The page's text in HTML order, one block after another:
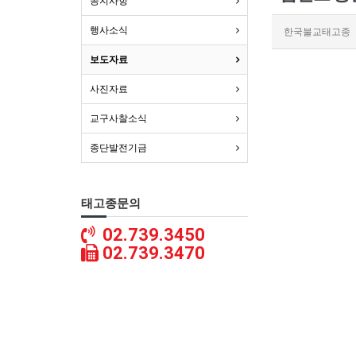
한국불교태고종
행사소식
보도자료
사진자료
교구사찰소식
종단발전기금
태고종문의
02.739.3450
02.739.3470